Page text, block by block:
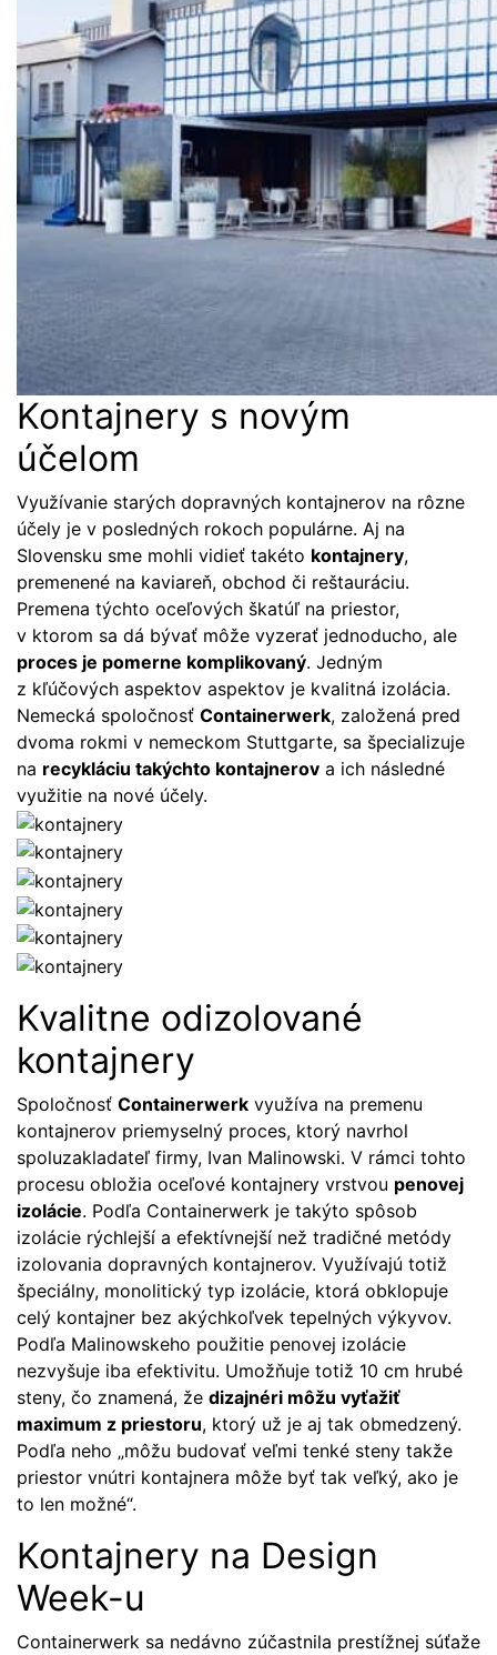
Kontajnery s novým
účelom
Využívanie starých dopravných kontajnerov na rôzne
účely je v posledných rokoch populárne. Aj na
Slovensku sme mohli vidieť takéto kontajnery,
premenené na kaviareň, obchod či reštauráciu.
Premena týchto oceľových škatúľ na priestor,
v ktorom sa dá bývať môže vyzerať jednoducho, ale
proces je pomerne komplikovaný. Jedným
z kľúčových aspektov aspektov je kvalitná izolácia.
Nemecká spoločnosť Containerwerk, založená pred
dvoma rokmi v nemeckom Stuttgarte, sa špecializuje
na recykláciu takýchto kontajnerov a ich následné
využitie na nové účely.
Kvalitne odizolované
kontajnery
Spoločnosť Containerwerk využíva na premenu
kontajnerov priemyselný proces, ktorý navrhol
spoluzakladateľ firmy, Ivan Malinowski. V rámci tohto
procesu obložia oceľové kontajnery vrstvou penovej
izolácie. Podľa Containerwerk je takýto spôsob
izolácie rýchlejší a efektívnejší než tradičné metódy
izolovania dopravných kontajnerov. Využívajú totiž
špeciálny, monolitický typ izolácie, ktorá obklopuje
celý kontajner bez akýchkoľvek tepelných výkyvov.
Podľa Malinowskeho použitie penovej izolácie
nezvyšuje iba efektivitu. Umožňuje totiž 10 cm hrubé
steny, čo znamená, že dizajnéri môžu vyťažiť
maximum z priestoru, ktorý už je aj tak obmedzený.
Podľa neho „môžu budovať veľmi tenké steny takže
priestor vnútri kontajnera môže byť tak veľký, ako je
to len možné“.
Kontajnery na Design
Week-u
Containerwerk sa nedávno zúčastnila prestížnej súťaže